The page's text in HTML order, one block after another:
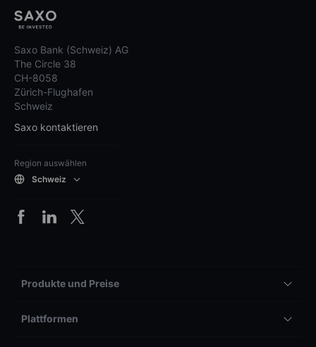
Saxo Bank (Schweiz) AG
The Circle 38
CH-8058
Zürich-Flughafen
Schweiz
Saxo kontaktieren
Region auswählen
Schweiz
Produkte und Preise
Plattformen